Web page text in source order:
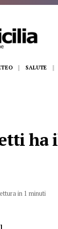
SALUTE
ha
in 1 minuti